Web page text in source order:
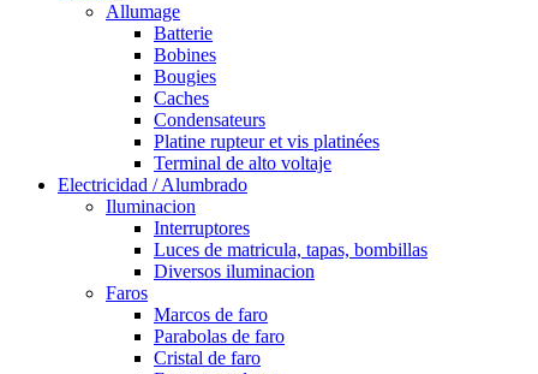
Allumage
Batterie
Bobines
Bougies
Caches
Condensateurs
Platine rupteur et vis platinées
Terminal de alto voltaje
Electricidad / Alumbrado
Iluminacion
Interruptores
Luces de matricula, tapas, bombillas
Diversos iluminacion
Faros
Marcos de faro
Parabolas de faro
Cristal de faro